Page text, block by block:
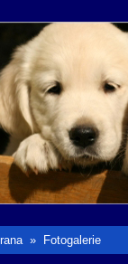
» Fotogalerie